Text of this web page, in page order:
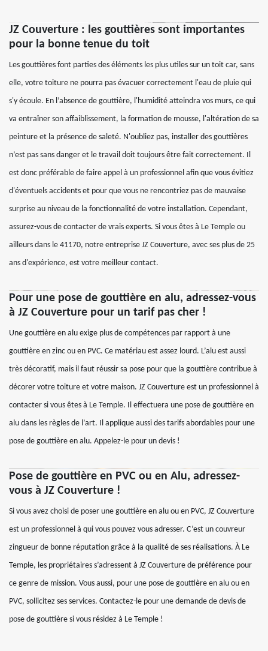
JZ Couverture : les gouttières sont importantes
pour la bonne tenue du toit
Les gouttières font parties des éléments les plus utiles sur un toit car, sans
elle, votre toiture ne pourra pas évacuer correctement l'eau de pluie qui
s'y écoule. En l’absence de gouttière, l'humidité atteindra vos murs, ce qui
va entraîner son affaiblissement, la formation de mousse, l'altération de sa
peinture et la présence de saleté. N'oubliez pas, installer des gouttières
n’est pas sans danger et le travail doit toujours être fait correctement. Il
est donc préférable de faire appel à un professionnel afin que vous évitiez
d'éventuels accidents et pour que vous ne rencontriez pas de mauvaise
surprise au niveau de la fonctionnalité de votre installation. Cependant,
assurez-vous de contacter de vrais experts. Si vous êtes à Le Temple ou
ailleurs dans le 41170, notre entreprise JZ Couverture, avec ses plus de 25
ans d'expérience, est votre meilleur contact.
Pour une pose de gouttière en alu, adressez-vous
à JZ Couverture pour un tarif pas cher !
Une gouttière en alu exige plus de compétences par rapport à une
gouttière en zinc ou en PVC. Ce matériau est assez lourd. L’alu est aussi
très décoratif, mais il faut réussir sa pose pour que la gouttière contribue à
décorer votre toiture et votre maison. JZ Couverture est un professionnel à
contacter si vous êtes à Le Temple. Il effectuera une pose de gouttière en
alu dans les règles de l’art. Il applique aussi des tarifs abordables pour une
pose de gouttière en alu. Appelez-le pour un devis !
Pose de gouttière en PVC ou en Alu, adressez-
vous à JZ Couverture !
Si vous avez choisi de poser une gouttière en alu ou en PVC, JZ Couverture
est un professionnel à qui vous pouvez vous adresser. C’est un couvreur
zingueur de bonne réputation grâce à la qualité de ses réalisations. À Le
Temple, les propriétaires s’adressent à JZ Couverture de préférence pour
ce genre de mission. Vous aussi, pour une pose de gouttière en alu ou en
PVC, sollicitez ses services. Contactez-le pour une demande de devis de
pose de gouttière si vous résidez à Le Temple !